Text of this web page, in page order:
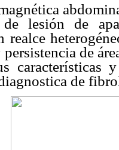
de lesión de
realce
de
características
de